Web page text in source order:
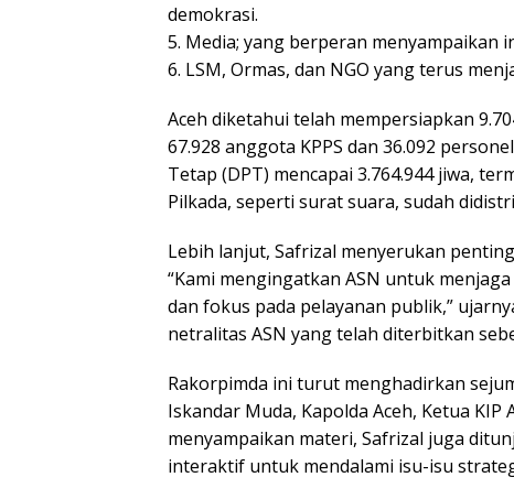
demokrasi.
5. Media; yang berperan menyampaikan
6. LSM, Ormas, dan NGO yang terus
Aceh diketahui telah mempersiapkan
67.928 anggota KPPS dan 36.092
Tetap (DPT) mencapai 3.764.944 jiwa,
Pilkada, seperti surat suara, sudah
Lebih lanjut, Safrizal menyerukan
“Kami mengingatkan ASN untuk
dan fokus pada pelayanan publik,”
netralitas ASN yang telah diterbitkan
Rakorpimda ini turut menghadirkan
Iskandar Muda, Kapolda Aceh, Ketua
menyampaikan materi, Safrizal juga
interaktif untuk mendalami isu-isu